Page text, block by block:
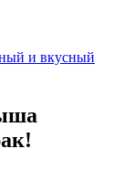
и вкусный